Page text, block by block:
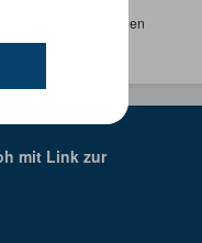
Sie sich bitte an einen